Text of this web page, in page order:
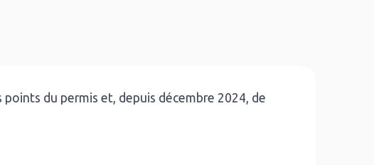
du permis et, depuis décembre 2024, de